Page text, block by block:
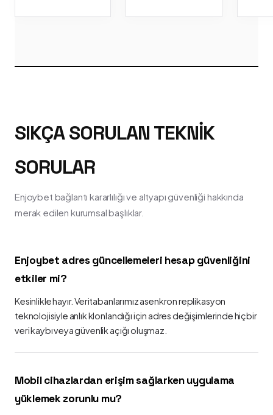
SIKÇA SORULAN TEKNIK
SORULAR
Enjoybet bağlantı kararlılığı ve altyapı güvenliği hakkında
merak edilen kurumsal başlıklar.
Enjoybet adres güncellemeleri hesap güvenliğini
etkiler mi?
Kesinlikle hayır. Veritabanlarımız asenkron replikasyon
teknolojisiyle anlık klonlandığı için adres değişimlerinde hiçbir
veri kaybı veya güvenlik açığı oluşmaz.
Mobil cihazlardan erişim sağlarken uygulama
yüklemek zorunlu mu?